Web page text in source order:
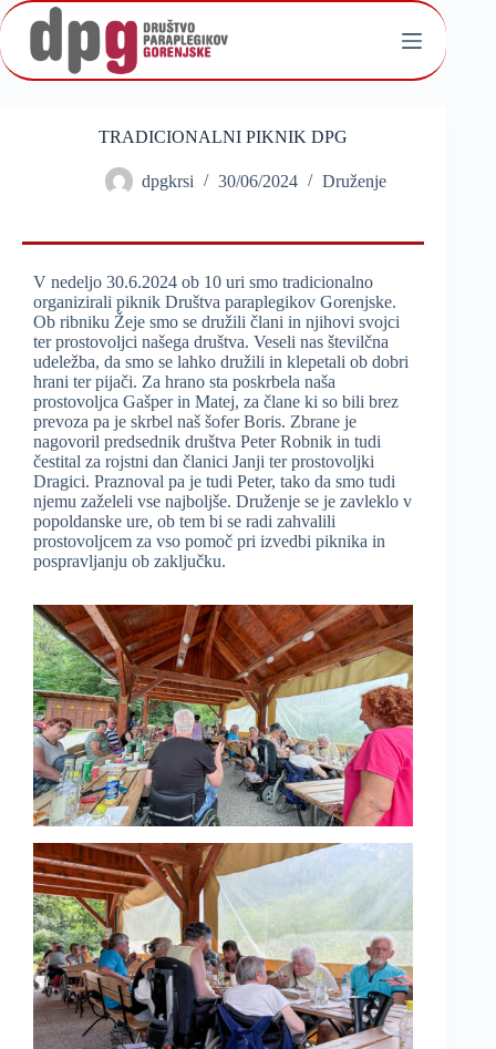
TRADICIONALNI PIKNIK DPG
dpgkrsi 30/06/2024 Druženje
V nedeljo 30.6.2024 ob 10 uri smo tradicionalno
organizirali piknik Društva paraplegikov Gorenjske.
Ob ribniku Žeje smo se družili člani in njihovi svojci
ter prostovoljci našega društva. Veseli nas številčna
udeležba, da smo se lahko družili in klepetali ob dobri
hrani ter pijači. Za hrano sta poskrbela naša
prostovoljca Gašper in Matej, za člane ki so bili brez
prevoza pa je skrbel naš šofer Boris. Zbrane je
nagovoril predsednik društva Peter Robnik in tudi
čestital za rojstni dan članici Janji ter prostovoljki
Dragici. Praznoval pa je tudi Peter, tako da smo tudi
njemu zaželeli vse najboljše. Druženje se je zavleklo v
popoldanske ure, ob tem bi se radi zahvalili
prostovoljcem za vso pomoč pri izvedbi piknika in
pospravljanju ob zaključku.